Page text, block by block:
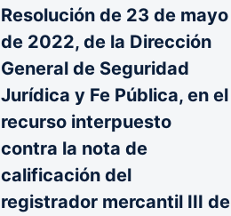
Resolución de 23 de mayo
de 2022, de la Dirección
General de Seguridad
Jurídica y Fe Pública, en el
recurso interpuesto
contra la nota de
calificación del
registrador mercantil III de